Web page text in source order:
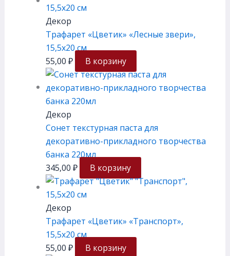
Декор
Трафарет «Цветик» «Лесные звери»,
15,5х20 см
55,00 ₽ В корзину
Декор
Сонет текстурная паста для
декоративно-прикладного творчества
банка 220мл
345,00 ₽ В корзину
Декор
Трафарет «Цветик» «Транспорт»,
15,5х20 см
55,00 ₽ В корзину